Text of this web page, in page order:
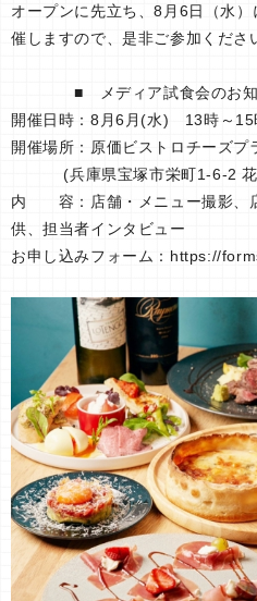
オープンに先立ち、8月6日（水
催しますので、是非ご参加くださ
■ メディア試食会のお
開催日時：8月6月(水) 13時～
開催場所：原価ビストロチーズプ
(兵庫県宝塚市栄町1-6-2 花
内 容：店舗・メニュー撮影、
供、担当者インタビュー
お申し込みフォーム：https://